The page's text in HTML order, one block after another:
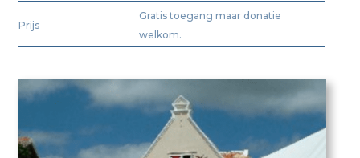
Prijs
Gratis toegang maar donatie
welkom.